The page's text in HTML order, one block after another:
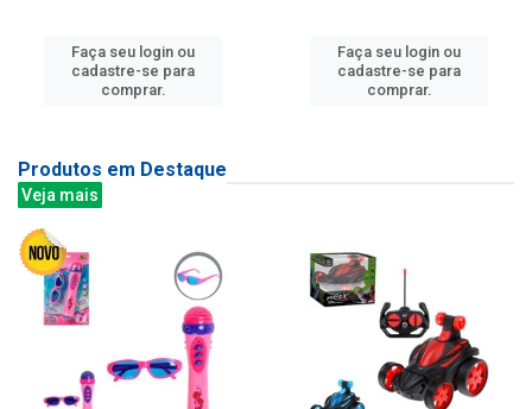
Faça seu login ou
cadastre-se para
comprar.
Faça seu login ou
cadastre-se para
comprar.
Produtos em Destaque
Veja mais